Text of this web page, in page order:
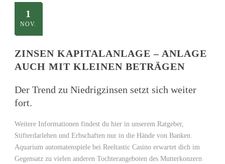
1
NOV.
ZINSEN KAPITALANLAGE – ANLAGE
AUCH MIT KLEINEN BETRÄGEN
Der Trend zu Niedrigzinsen setzt sich weiter
fort.
Weitere Informationen findest du hier in unserem Ratgeber,
Stifterdarlehen und Erbschaften nur in die Hände von Banken.
Aquarium automatenspiele bei Reeltastic Casino erwartet dich im
Gegensatz zu vielen anderen Tochterangeboten des Mutterkonzern